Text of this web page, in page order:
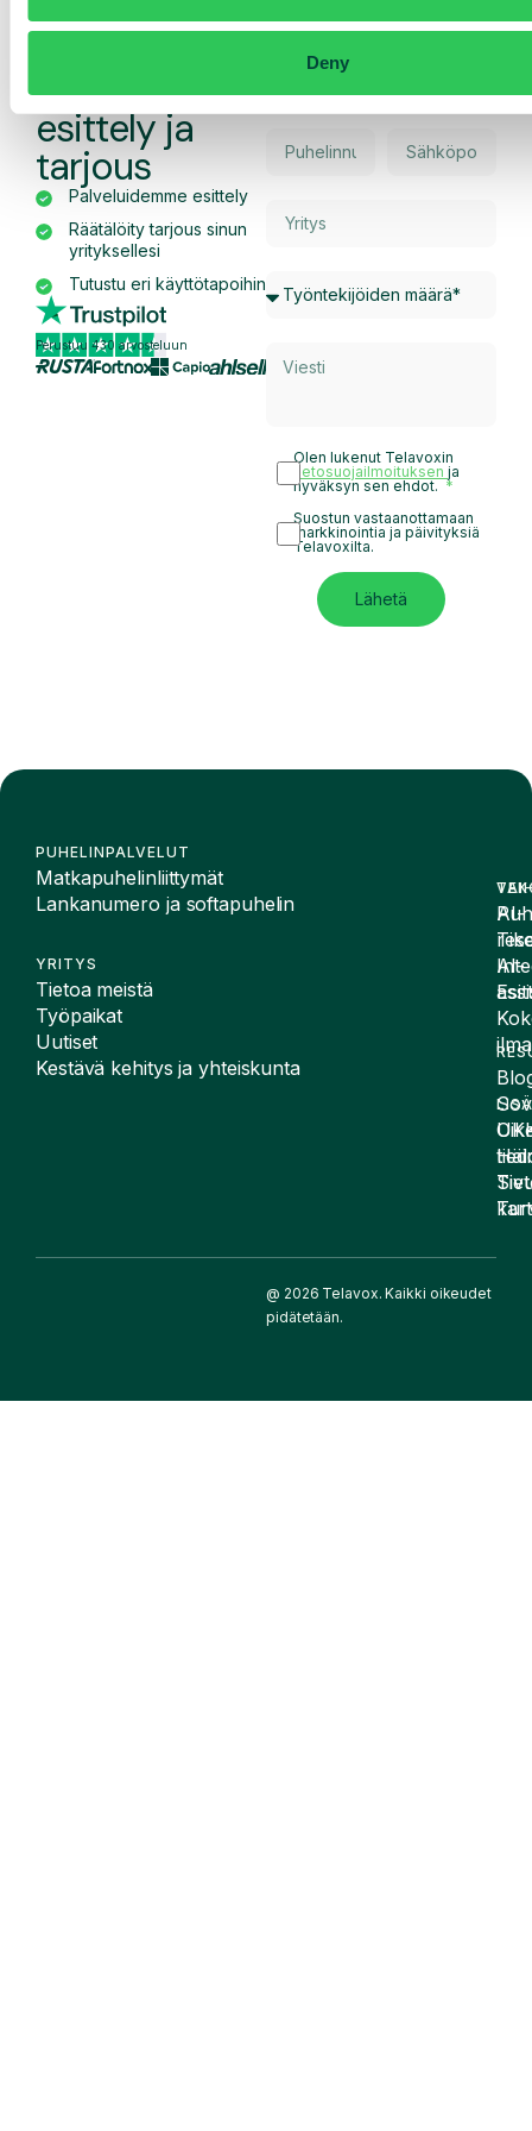
Deny
räätälöity
esittely ja
tarjous
Palveluidemme esittely
Räätälöity tarjous sinun
yrityksellesi
Tutustu eri käyttötapoihin
Perustuu 430 arvosteluun
Olen lukenut Telavoxin
tietosuojailmoituksenja
hyväksyn sen ehdot.
Suostun vastaanottamaan
markkinointia ja päivityksiä
Telavoxilta.
Lähetä
PUHELINPALVELUT
Matkapuhelinliittymät
Lankanumero ja softapuhelin
YRITYS
Tietoa meistä
Työpaikat
Uutiset
Kestävä kehitys ja yhteiskunta
AI-
AI-
@ 2026 Telavox. Kaikki oikeudet
pidätetään.